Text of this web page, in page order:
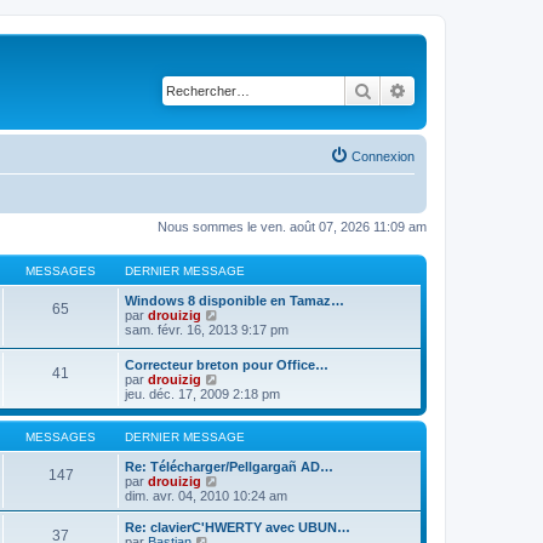
Rechercher
Connexion
Nous sommes le ven. août 07, 2026 11:09 am
MESSAGES DERNIER MESSAGE
65
Windows 8 disponible en Tamaz…
par drouizig
o
u
l
t
e
r
l
d
e
r
n
i
sam. févr. 16, 2013 9:17 pm
41
Correcteur breton pour Office…
par drouizig
o
n
s
u
l
t
r
l
e
jeu. déc. 17, 2009 2:18 pm
MESSAGES DERNIER MESSAGE
147
Re: Télécharger/Pellgargañ AD…
par drouizig
o
n
s
dim. avr. 04, 2010 10:24 am
37
Re: clavierC'HWERTY avec UBUN…